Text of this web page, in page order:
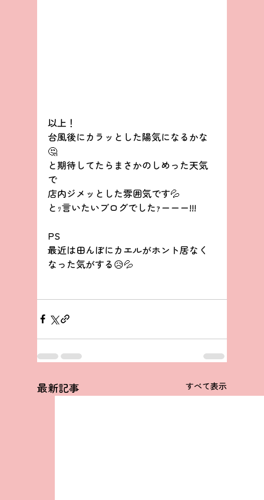
以上！
台風後にカラッとした陽気になるかな
🤔
と期待してたらまさかのしめった天気
で
店内ジメッとした雰囲気です💦
とｯ言いたいブログでしたｧーーー!!!
PS
最近は田んぼにカエルがホント居なく
なった気がする😥💦
最新記事 すべて表示